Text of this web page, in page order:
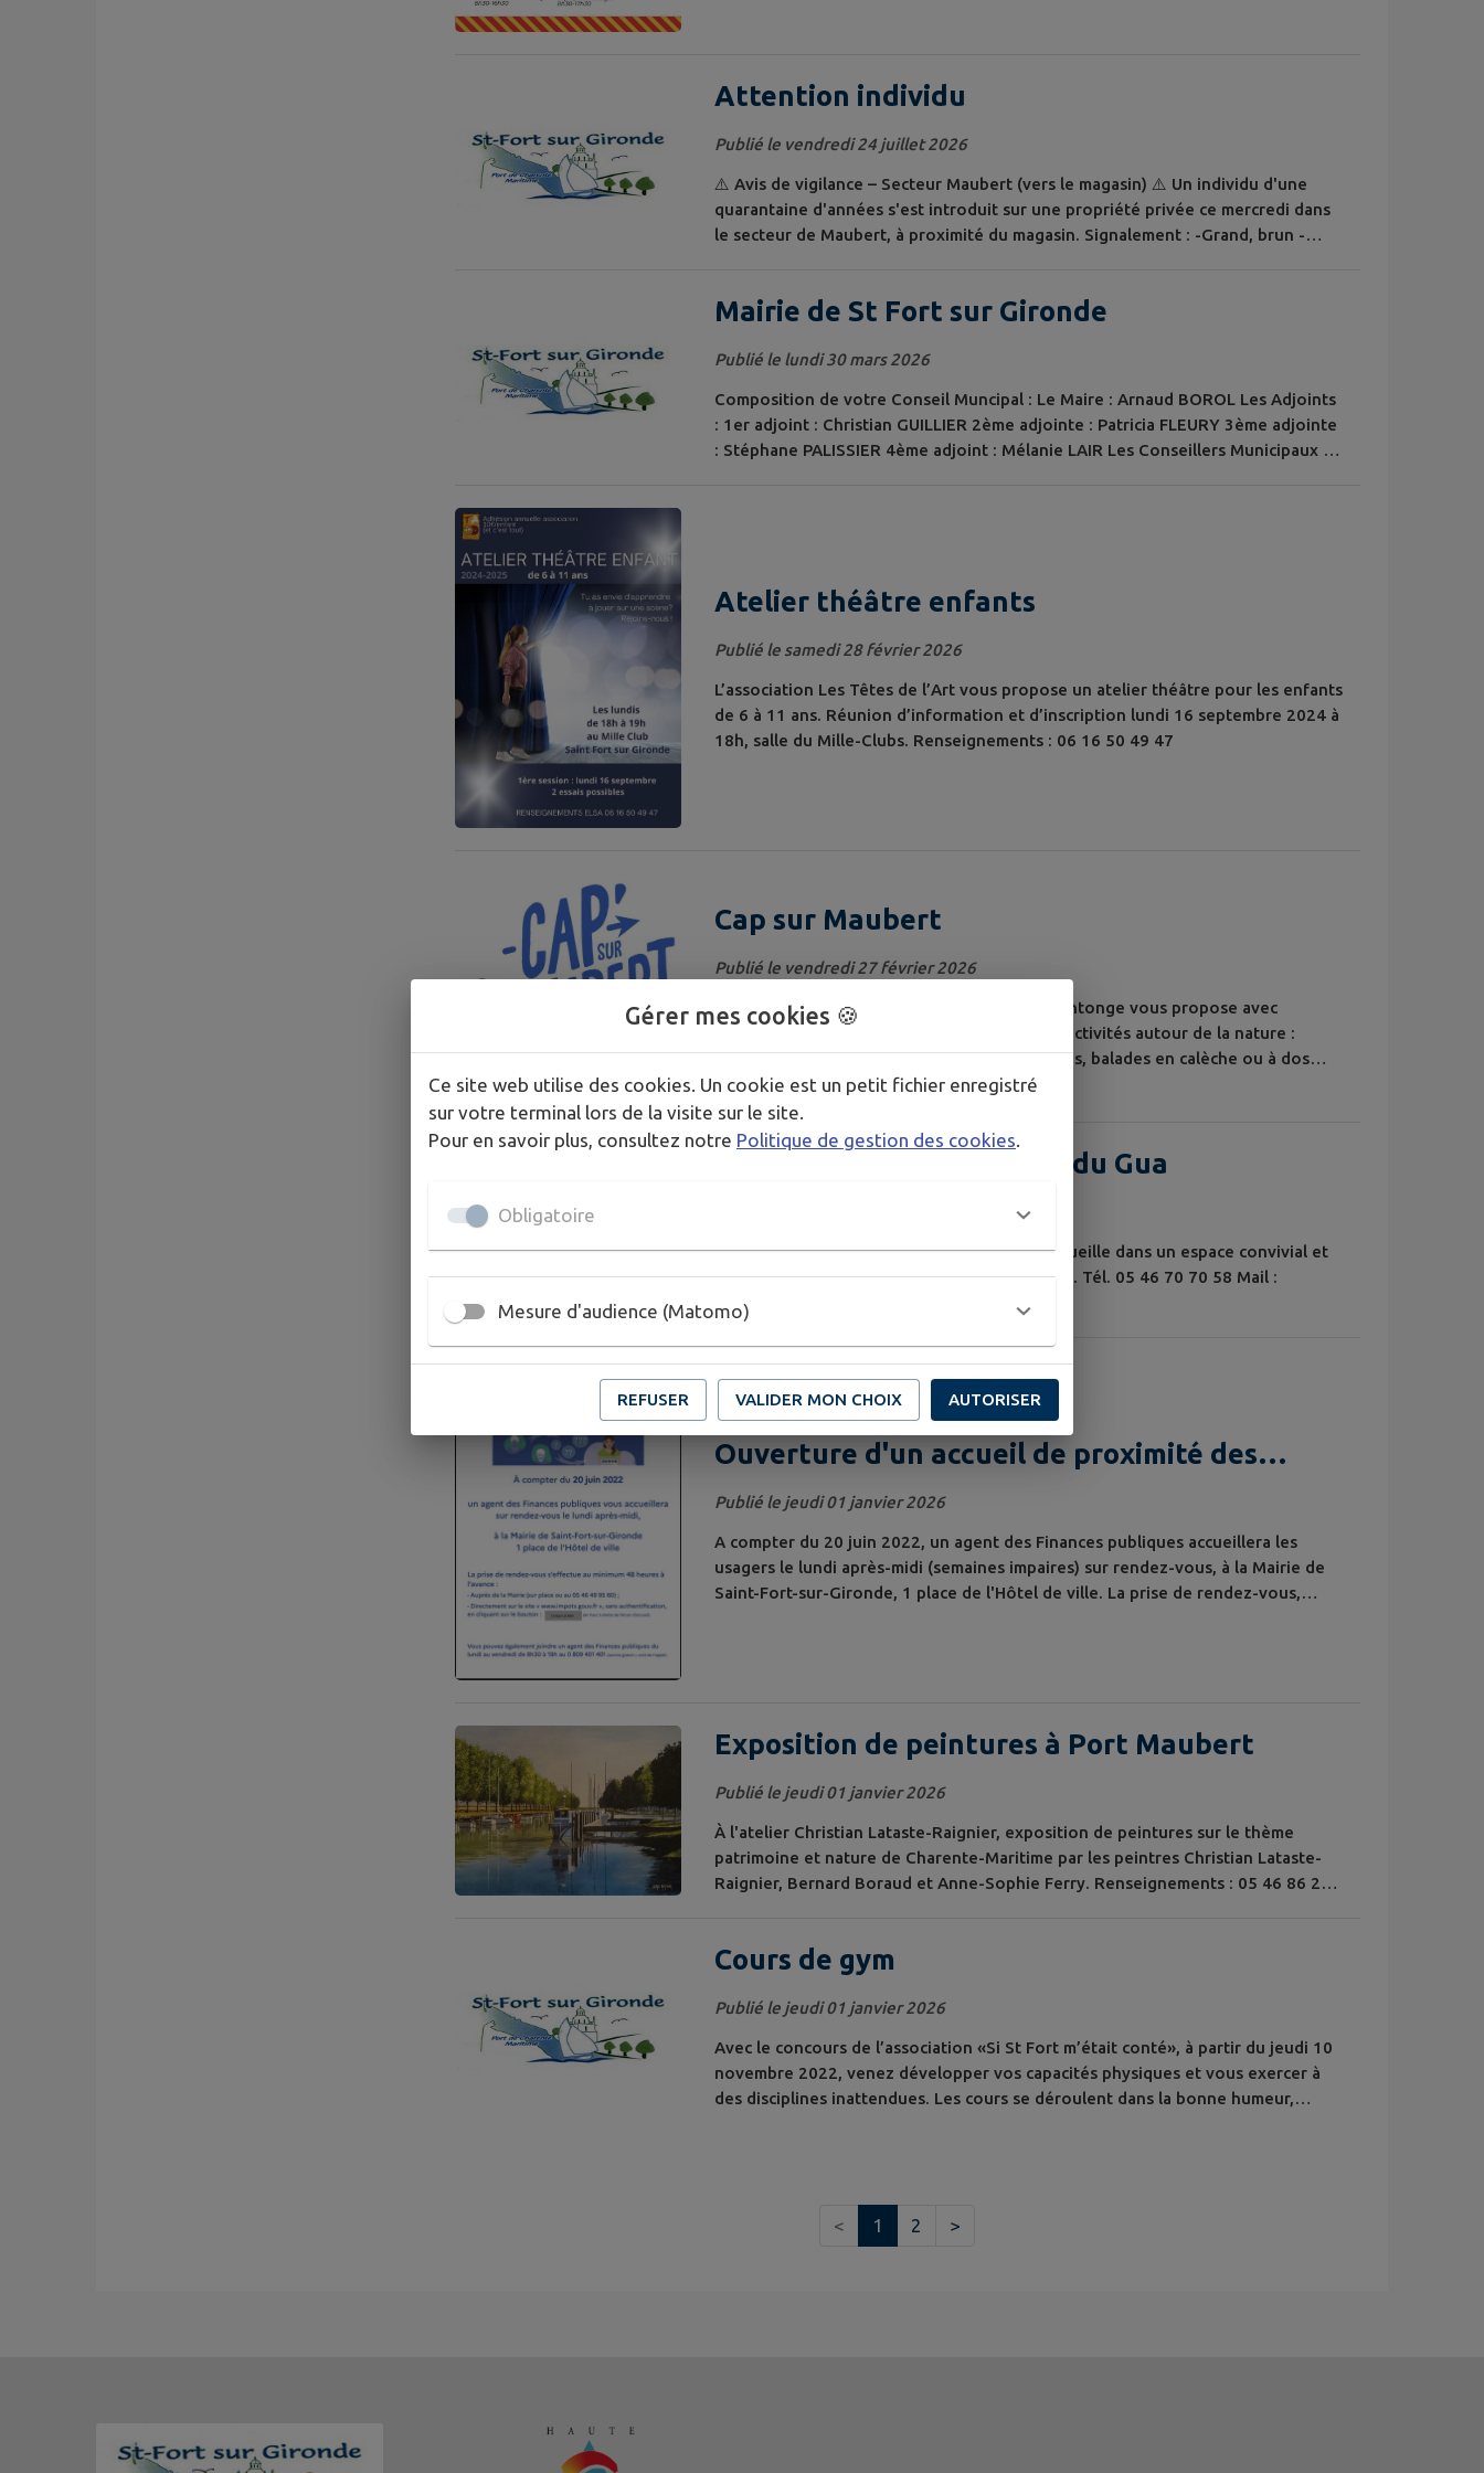
Attention individu
Publié le vendredi 24 juillet 2026
⚠️ Avis de vigilance – Secteur Maubert (vers le magasin) ⚠️ Un individu d'une
quarantaine d'années s'est introduit sur une propriété privée ce mercredi dans
le secteur de Maubert, à proximité du magasin. Signalement : -Grand, brun -
pouvant...
Mairie de St Fort sur Gironde
Publié le lundi 30 mars 2026
Composition de votre Conseil Muncipal : Le Maire : Arnaud BOROL Les Adjoints
: 1er adjoint : Christian GUILLIER 2ème adjointe : Patricia FLEURY 3ème adjointe
: Stéphane PALISSIER 4ème adjoint : Mélanie LAIR Les Conseillers Municipaux :
Atelier théâtre enfants
Publié le samedi 28 février 2026
L’association Les Têtes de l’Art vous propose un atelier théâtre pour les enfants
de 6 à 11 ans. Réunion d’information et d’inscription lundi 16 septembre 2024 à
18h, salle du Mille-Clubs. Renseignements : 06 16 50 49 47
Cap sur Maubert
Publié le vendredi 27 février 2026
La Communauté des Communes de Haute-Saintonge vous propose avec
l'arrivée de Cap sur Maubert de nombreuses activités autour de la nature :
animations insectes et animaux, visites guidées, balades en calèche ou à dos
d'ânes, location de vélos et trottinettes, exposition "la cigogne blanche"...
Accueil de Cap sur Maubert Locaux de l'école de voile 54 rue des Pêcheurs
17240 Saint-Fort-sur-Gironde...
Bibliothèque de St Dizant du Gua
La bibliothèque de St Dizant du Gua vous accueille dans un espace convivial et
agréable, sur la place de la mairie de St Dizant. Tél. 05 46 70 70 58 Mail :
bibliotheque17240@orange.fr
Ouverture d'un accueil de proximité des
Finances publiques
Publié le jeudi 01 janvier 2026
A compter du 20 juin 2022, un agent des Finances publiques accueillera les
usagers le lundi après-midi (semaines impaires) sur rendez-vous, à la Mairie de
Saint-Fort-sur-Gironde, 1 place de l'Hôtel de ville. La prise de rendez-vous,
Exposition de peintures à Port Maubert
Publié le jeudi 01 janvier 2026
À l'atelier Christian Lataste-Raignier, exposition de peintures sur le thème
patrimoine et nature de Charente-Maritime par les peintres Christian Lataste-
Raignier, Bernard Boraud et Anne-Sophie Ferry. Renseignements : 05 46 86 23
Cours de gym
Publié le jeudi 01 janvier 2026
Avec le concours de l’association «Si St Fort m’était conté», à partir du jeudi 10
novembre 2022, venez développer vos capacités physiques et vous exercer à
des disciplines inattendues. Les cours se déroulent dans la bonne humeur,
< 1 2 >
Gérer mes cookies 🍪
Ce site web utilise des cookies. Un cookie est un petit fichier enregistré
sur votre terminal lors de la visite sur le site.
Pour en savoir plus, consultez notre Politique de gestion des cookies
Obligatoire
Mesure d'audience (Matomo)
REFUSER VALIDER MON CHOIX AUTORISER